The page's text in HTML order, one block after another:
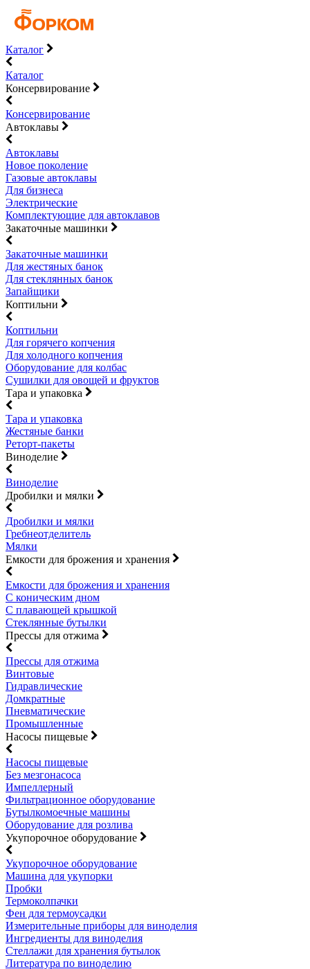
Каталог
Каталог
Консервирование
Консервирование
Автоклавы
Автоклавы
Новое поколение
Газовые автоклавы
Для бизнеса
Электрические
Комплектующие для автоклавов
Закаточные машинки
Закаточные машинки
Для жестяных банок
Для стеклянных банок
Запайщики
Коптильни
Коптильни
Для горячего копчения
Для холодного копчения
Оборудование для колбас
Сушилки для овощей и фруктов
Тара и упаковка
Тара и упаковка
Жестяные банки
Реторт-пакеты
Виноделие
Виноделие
Дробилки и мялки
Дробилки и мялки
Гребнеотделитель
Мялки
Емкости для брожения и хранения
Емкости для брожения и хранения
С коническим дном
С плавающей крышкой
Стеклянные бутылки
Прессы для отжима
Прессы для отжима
Винтовые
Гидравлические
Домкратные
Пневматические
Промышленные
Насосы пищевые
Насосы пищевые
Без мезгонасоса
Импеллерный
Фильтрационное оборудование
Бутылкомоечные машины
Оборудование для розлива
Укупорочное оборудование
Укупорочное оборудование
Машина для укупорки
Пробки
Термоколпачки
Фен для термоусадки
Измерительные приборы для виноделия
Ингредиенты для виноделия
Стеллажи для хранения бутылок
Литература по виноделию